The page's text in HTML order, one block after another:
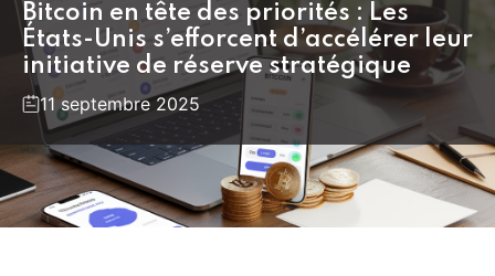
Bitcoin en tête des priorités : Les
États-Unis s’efforcent d’accélérer leur
initiative de réserve stratégique
11 septembre 2025